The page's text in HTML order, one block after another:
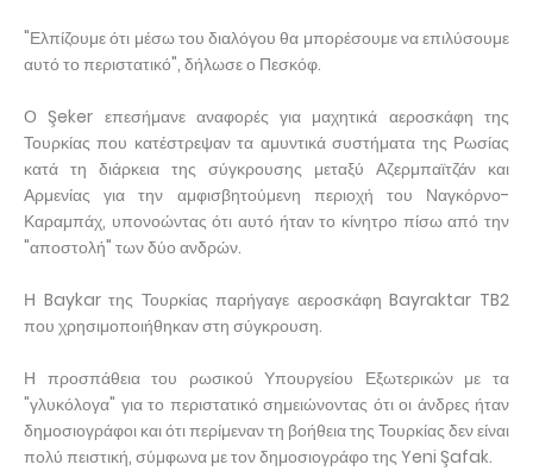
"Ελπίζουμε ότι μέσω του διαλόγου θα μπορέσουμε να επιλύσουμε
αυτό το περιστατικό", δήλωσε ο Πεσκόφ.
Ο Şeker επεσήμανε αναφορές για μαχητικά αεροσκάφη της
Τουρκίας που κατέστρεψαν τα αμυντικά συστήματα της Ρωσίας
κατά τη διάρκεια της σύγκρουσης μεταξύ Αζερμπαϊτζάν και
Αρμενίας για την αμφισβητούμενη περιοχή του Ναγκόρνο-
Καραμπάχ, υπονοώντας ότι αυτό ήταν το κίνητρο πίσω από την
"αποστολή" των δύο ανδρών.
Η Baykar της Τουρκίας παρήγαγε αεροσκάφη Bayraktar TB2
που χρησιμοποιήθηκαν στη σύγκρουση.
Η προσπάθεια του ρωσικού Υπουργείου Εξωτερικών με τα
"γλυκόλογα" για το περιστατικό σημειώνοντας ότι οι άνδρες ήταν
δημοσιογράφοι και ότι περίμεναν τη βοήθεια της Τουρκίας δεν είναι
πολύ πειστική, σύμφωνα με τον δημοσιογράφο της Yeni Şafak.